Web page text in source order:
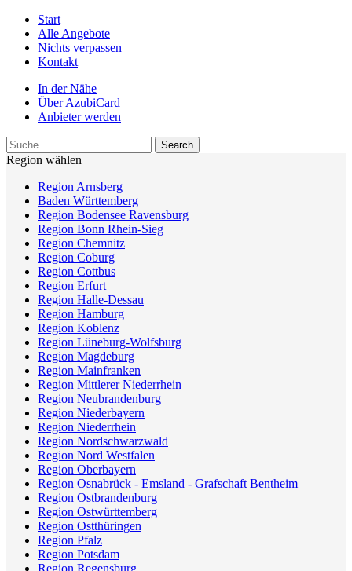
Start
Alle Angebote
Nichts verpassen
Kontakt
In der Nähe
Über AzubiCard
Anbieter werden
Region wählen
Region Arnsberg
Baden Württemberg
Region Bodensee Ravensburg
Region Bonn Rhein-Sieg
Region Chemnitz
Region Coburg
Region Cottbus
Region Erfurt
Region Halle-Dessau
Region Hamburg
Region Koblenz
Region Lüneburg-Wolfsburg
Region Magdeburg
Region Mainfranken
Region Mittlerer Niederrhein
Region Neubrandenburg
Region Niederbayern
Region Niederrhein
Region Nordschwarzwald
Region Nord Westfalen
Region Oberbayern
Region Osnabrück - Emsland - Grafschaft Bentheim
Region Ostbrandenburg
Region Ostwürttemberg
Region Ostthüringen
Region Pfalz
Region Potsdam
Region Regensburg